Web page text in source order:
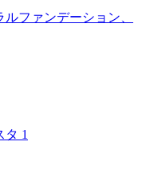
ファンデーション、
タ 1